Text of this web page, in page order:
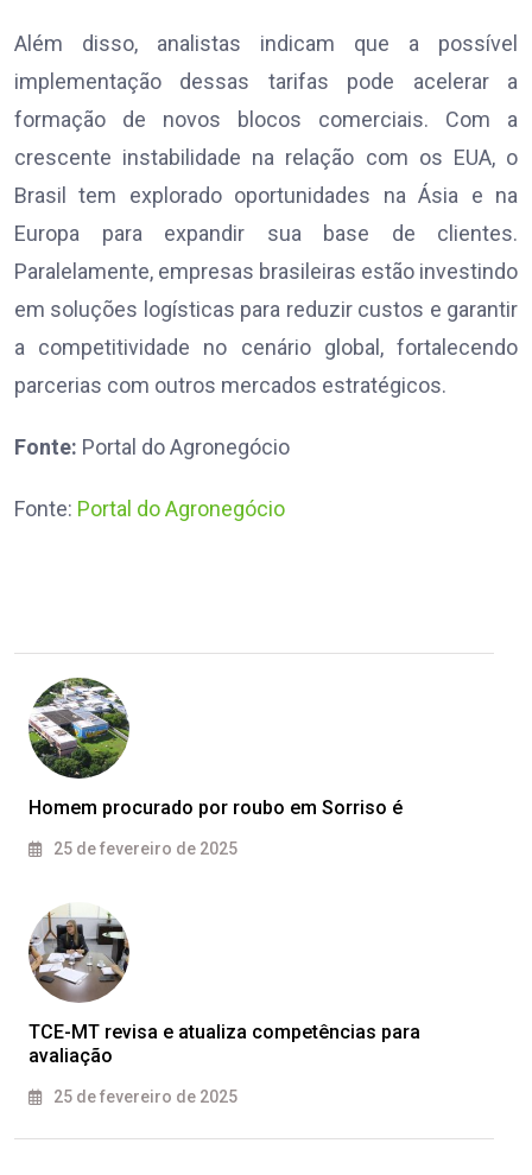
Além disso, analistas indicam que a possível
implementação dessas tarifas pode acelerar a
formação de novos blocos comerciais. Com a
crescente instabilidade na relação com os EUA, o
Brasil tem explorado oportunidades na Ásia e na
Europa para expandir sua base de clientes.
Paralelamente, empresas brasileiras estão investindo
em soluções logísticas para reduzir custos e garantir
a competitividade no cenário global, fortalecendo
parcerias com outros mercados estratégicos.
Fonte: Portal do Agronegócio
Fonte: Portal do Agronegócio
Homem procurado por roubo em Sorriso é
25 de fevereiro de 2025
TCE-MT revisa e atualiza competências para
avaliação
25 de fevereiro de 2025